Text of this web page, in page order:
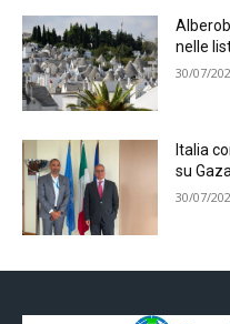
nelle
30/07/
Italia
su
30/07/